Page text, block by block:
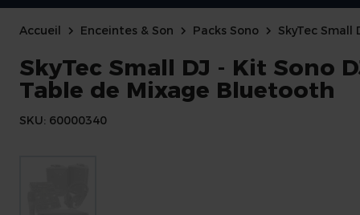
Accueil Enceintes & Son Packs Sono SkyTec
SkyTec Small DJ - Kit Sono
Table de Mixage Bluetooth
SKU 60000340